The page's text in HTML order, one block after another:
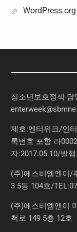
WordPress.org
청소년보호정책-
제호:엔터위크/인
록번호 포항 라
자:2017.05.10/발
(주)에스비엠엔이/
3 5동 104호/
(주)에스비엠엔이
척로 149 5층 12호